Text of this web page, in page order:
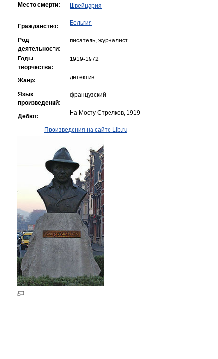
Место смерти:
Швейцария
Гражданство: Бельгия
Род
деятельности:
писатель, журналист
Годы
творчества:
1919-1972
Жанр: детектив
Язык
произведений:
французский
Дебют: На Мосту Стрелков, 1919
Произведения на сайте Lib.ru